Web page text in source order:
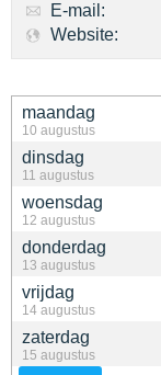
maandag
10 augustus
dinsdag
11 augustus
woensdag
12 augustus
donderdag
13 augustus
vrijdag
14 augustus
zaterdag
15 augustus
E-mail:
Website: